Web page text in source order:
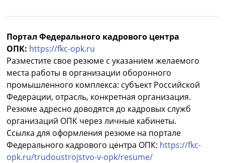
Портал Федерального кадрового центра
ОПК: https://fkc-opk.ru
Разместите свое резюме с указанием желаемого
места работы в организации оборонного
промышленного комплекса: субъект Российской
Федерации, отрасль, конкретная организация.
Резюме адресно доводятся до кадровых служб
организаций ОПК через личные кабинеты.
Ссылка для оформления резюме на портале
Федерального кадрового центра ОПК: https://fkc-
opk.ru/trudoustrojstvo-v-opk/resume/